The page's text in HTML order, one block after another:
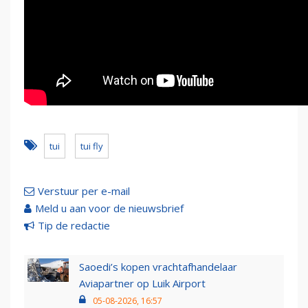
tui tui fly
Verstuur per e-mail
Meld u aan voor de nieuwsbrief
Tip de redactie
Saoedi’s kopen vrachtafhandelaar
Aviapartner op Luik Airport
05-08-2026, 16:57